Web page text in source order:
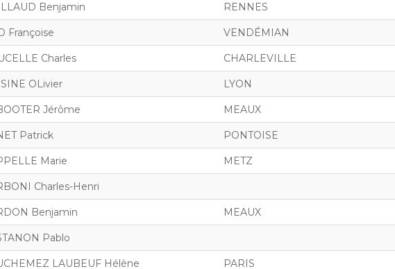
Benjamin RENNES
Françoise VENDÉMIAN
Charles CHARLEVILLE
OLivier LYON
Jérôme MEAUX
Patrick PONTOISE
Marie METZ
Charles-Henri
Benjamin MEAUX
Pablo
LAUBEUF Hélène PARIS